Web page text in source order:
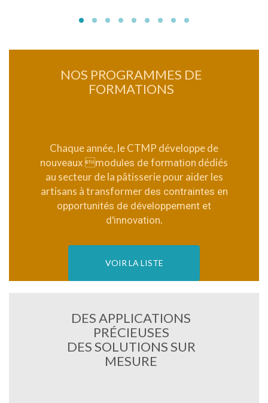
NOS PROGRAMMES DE
FORMATIONS
Chaque année, le CTMP développe de
nouveaux modules de formation dédiés
au secteur de la pâtisserie pour aider les
artisans à transformer des contraintes en
opportunités de développement et
d'innovation.
VOIR LA LISTE
DES APPLICATIONS
PRÉCIEUSES
DES SOLUTIONS SUR
MESURE